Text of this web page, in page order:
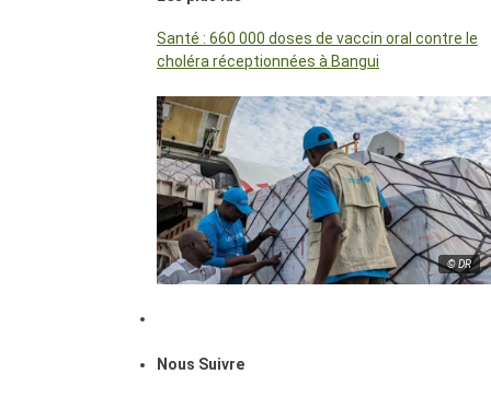
Santé : 660 000 doses de vaccin oral contre le
choléra réceptionnées à Bangui
© DR
Nous Suivre